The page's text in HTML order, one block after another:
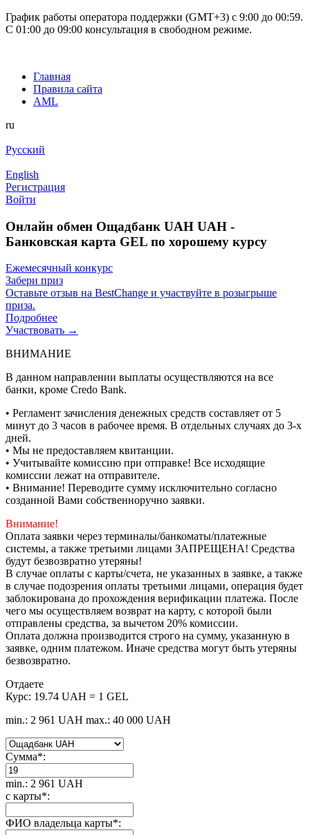
График работы оператора поддержки (GMT+3) c 9:00 до 00:59.
С 01:00 до 09:00 консультация в свободном режиме.
Главная
Правила сайта
AML
ru
Русский
English
Регистрация
Войти
Онлайн обмен Ощадбанк UAH UAH -
Банковская карта GEL по хорошему курсу
Ежемесячный конкурс
Забери приз
Оставьте отзыв на BestChange и участвуйте в розыгрыше
приза.
Подробнее
Участвовать →
ВНИМАНИЕ
В данном направлении выплаты осуществляются на все
банки, кроме Credo Bank.
• Регламент зачисления денежных средств составляет от 5
минут до 3 часов в рабочее время. В отдельных случаях до 3-х
дней.
• Мы не предоставляем квитанции.
• Учитывайте комиссию при отправке! Все исходящие
комиссии лежат на отправителе.
• Внимание! Переводите сумму исключительно согласно
созданной Вами собственноручно заявки.
Внимание!
Оплата заявки через терминалы/банкоматы/платежные
системы, а также третьими лицами ЗАПРЕЩЕНА! Средства
будут безвозвратно утеряны!
В случае оплаты с карты/счета, не указанных в заявке, а также
в случае подозрения оплаты третьими лицами, операция будет
заблокирована до прохождения верификации платежа. После
чего мы осуществляем возврат на карту, с которой были
отправлены средства, за вычетом 20% комиссии.
Оплата должна производится строго на сумму, указанную в
заявке, одним платежом. Иначе средства могут быть утеряны
безвозвратно.
Отдаете
Курс: 19.74 UAH = 1 GEL
min.: 2 961 UAH max.: 40 000 UAH
Сумма*:
min.: 2 961 UAH
с карты*:
ФИО владельца карты*: